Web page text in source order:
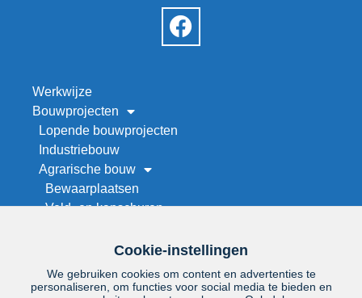
Werkwijze
Bouwprojecten
Lopende bouwprojecten
Industriebouw
Agrarische bouw
Bewaarplaatsen
Veld- en kapschuren
Stallenbouw
Droogwand op maat
Cookie-instellingen
We gebruiken cookies om content en advertenties te
personaliseren, om functies voor social media te bieden en